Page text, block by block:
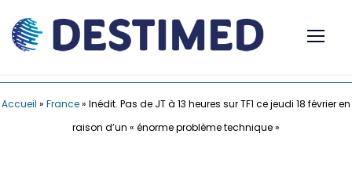
Accueil » France» Inédit. Pas de JT à 13 heures sur TF1 ce jeudi 18 février en
raison d’un « énorme problème technique »